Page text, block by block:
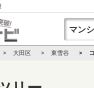
大田区 東雪谷